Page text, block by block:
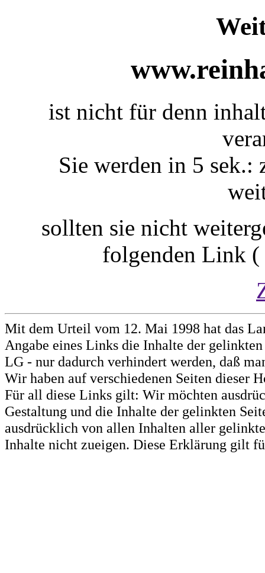
ist nicht für denn
Sie werden in 5 sek.:
sollten sie nicht
folgenden Link (
Mit dem Urteil vom 12. Mai 1998 hat das
Angabe eines Links die Inhalte der
LG - nur dadurch verhindert werden, daß
Wir haben auf verschiedenen Seiten dieser
Für all diese Links gilt: Wir möchten
Gestaltung und die Inhalte der gelinkten
ausdrücklich von allen Inhalten aller
Inhalte nicht zueigen. Diese Erklärung gilt